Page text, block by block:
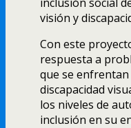
visión y
Con este
respuesta a
que se enfrentan
discapacidad
los niveles de
inclusión en su